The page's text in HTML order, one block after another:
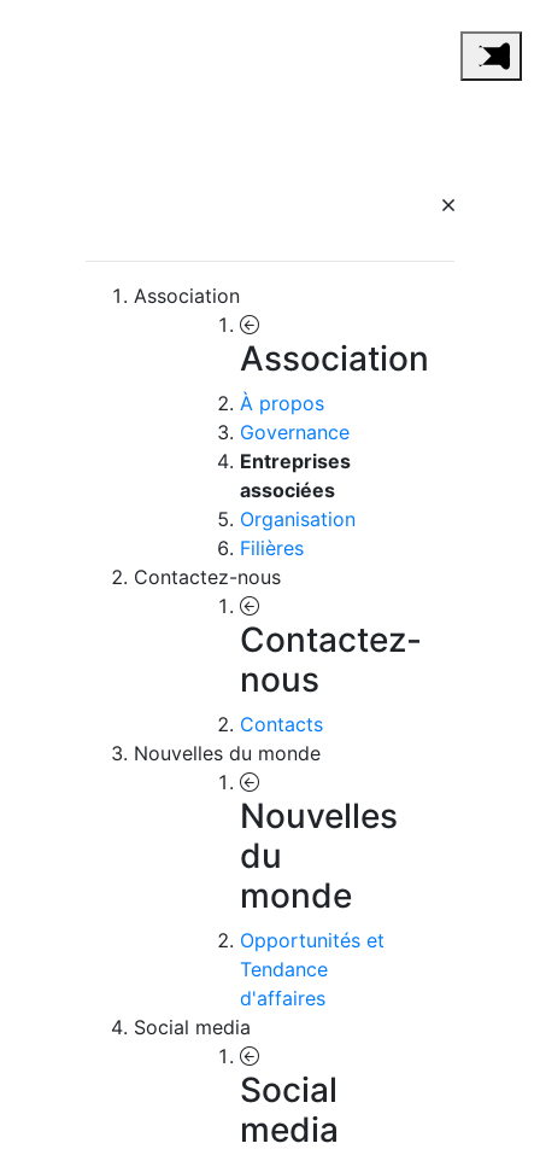
Association
Association
À propos
Governance
Entreprises
associées
Organisation
Filières
Contactez-nous
Contactez-
nous
Contacts
Nouvelles du monde
Nouvelles
du
monde
Opportunités et
Tendance
d'affaires
Social media
Social
media